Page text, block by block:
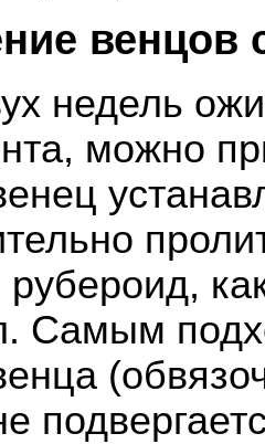
венцов
недель
можно
рубероид,
Самым